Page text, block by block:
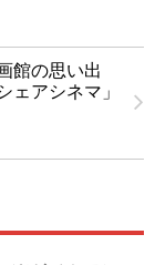
館の思い出
ェアシネマ」